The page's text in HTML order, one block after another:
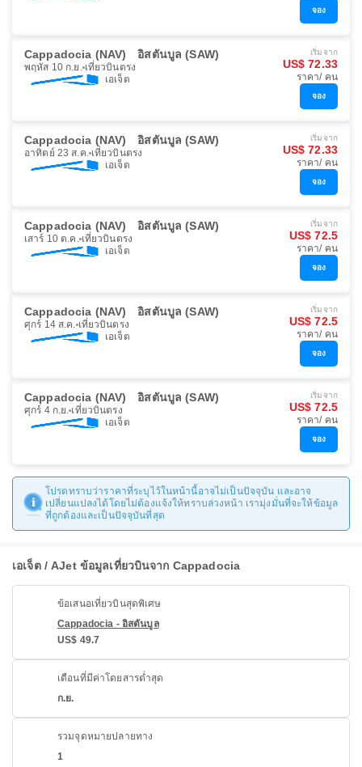
จอง
Cappadocia (NAV) อิสตันบูล (SAW)
พฤหัส 10 ก.ย. เที่ยวบินตรง
เอเจ็ต
เริ่มจาก
US$ 72.33
ราคา/ คน
จอง
Cappadocia (NAV) อิสตันบูล (SAW)
อาทิตย์ 23 ส.ค. เที่ยวบินตรง
เอเจ็ต
เริ่มจาก
US$ 72.33
ราคา/ คน
จอง
Cappadocia (NAV) อิสตันบูล (SAW)
เสาร์ 10 ต.ค. เที่ยวบินตรง
เอเจ็ต
เริ่มจาก
US$ 72.5
ราคา/ คน
จอง
Cappadocia (NAV) อิสตันบูล (SAW)
ศุกร์ 14 ส.ค. เที่ยวบินตรง
เอเจ็ต
เริ่มจาก
US$ 72.5
ราคา/ คน
จอง
Cappadocia (NAV) อิสตันบูล (SAW)
ศุกร์ 4 ก.ย. เที่ยวบินตรง
เอเจ็ต
เริ่มจาก
US$ 72.5
ราคา/ คน
จอง
โปรดทราบว่าราคาที่ระบุไว้ในหน้านี้อาจไม่เป็นปัจจุบัน และอาจ
เปลี่ยนแปลงได้โดยไม่ต้องแจ้งให้ทราบล่วงหน้า เรามุ่งมั่นที่จะให้ข้อมูล
ที่ถูกต้องและเป็นปัจจุบันที่สุด
เอเจ็ต / AJet ข้อมูลเที่ยวบินจาก Cappadocia
ข้อเสนอเที่ยวบินสุดพิเศษ
Cappadocia - อิสตันบูล
US$ 49.7
เดือนที่มีค่าโดยสารต่ำสุด
ก.ย.
รวมจุดหมายปลายทาง
1